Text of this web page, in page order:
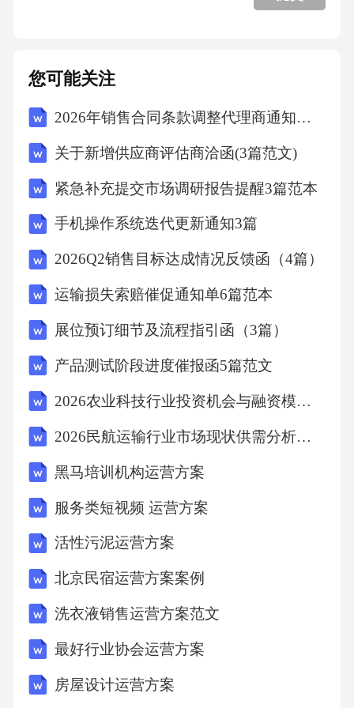
您可能关注
2026年销售合同条款调整代理商通知函（4篇）
关于新增供应商评估商洽函(3篇范文)
紧急补充提交市场调研报告提醒3篇范本
手机操作系统迭代更新通知3篇
2026Q2销售目标达成情况反馈函（4篇）
运输损失索赔催促通知单6篇范本
展位预订细节及流程指引函（3篇）
产品测试阶段进度催报函5篇范文
2026农业科技行业投资机会与融资模式分析研究报告
2026民航运输行业市场现状供需分析及投资评估规划分析研究报告
黑马培训机构运营方案
服务类短视频 运营方案
活性污泥运营方案
北京民宿运营方案案例
洗衣液销售运营方案范文
最好行业协会运营方案
房屋设计运营方案